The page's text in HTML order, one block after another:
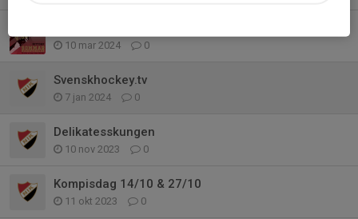
10 mar 2024 0
Svenskhockey.tv
7 jan 2024 0
Delikatesskungen
10 nov 2023 0
Kompisdag 14/10 & 27/10
11 okt 2023 0